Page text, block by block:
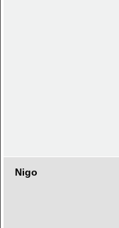
Nigo